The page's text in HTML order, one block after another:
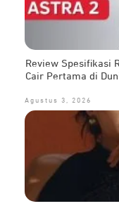
Review Spesifikasi
Cair Pertama di
Agustus 3, 2026